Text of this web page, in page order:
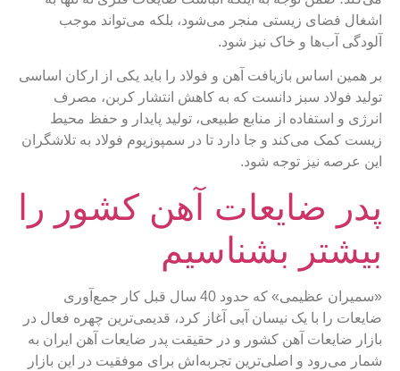
اشغال فضای زیستی منجر می‌شود، بلکه می‌تواند موجب
آلودگی آب‌ها و خاک نیز شود.
بر همین اساس بازیافت آهن و فولاد را باید یکی از ارکان اساسی
تولید فولاد سبز دانست که به کاهش انتشار کربن، مصرف
انرژی و استفاده از منابع طبیعی، تولید پایدار و حفظ محیط
زیست کمک می‌کند و جا دارد تا در سمپوزیوم فولاد به تلاشگران
این عرصه نیز توجه شود.
پدر ضایعات آهن کشور را
بیشتر بشناسیم
«سمیران عظیمی» که حدود 40 سال قبل کار جمع‌آوری
ضایعات را با یک نیسان آبی آغاز کرد، قدیمی‌ترین چهره فعال در
بازار ضایعات آهن کشور و در حقیقت پدر ضایعات آهن ایران به
شمار می‌رود و اصلی‌ترین تجربه‌اش برای موفقیت در این بازار